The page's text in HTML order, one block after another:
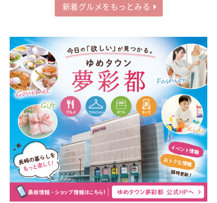
新着グルメをもっとみる